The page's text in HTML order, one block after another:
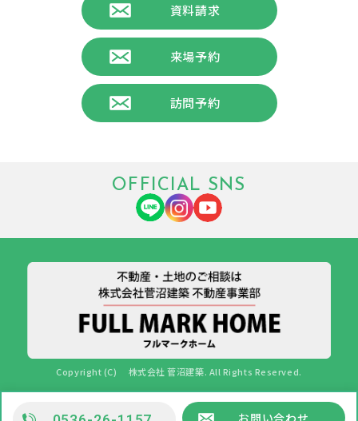
資料請求
来場予約
訪問予約
OFFICIAL SNS
Copyright (C) 株式会社 菅沼建築. All Rights Reserved.
お問い合わせ